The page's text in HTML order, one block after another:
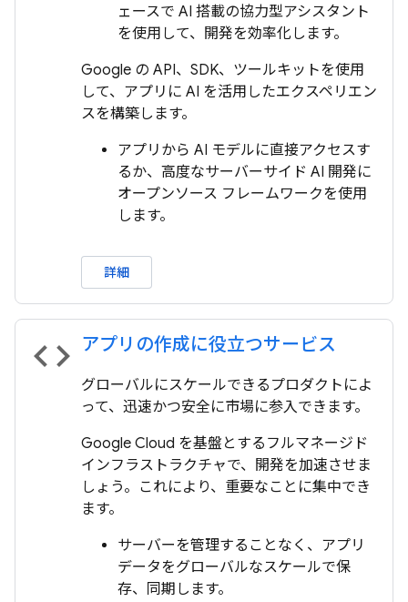
ェースで AI 搭載の協力型アシスタント
を使用して、開発を効率化します。
Google の API、SDK、ツールキットを使用
して、アプリに AI を活用したエクスペリエン
スを構築します。
アプリから AI モデルに直接アクセスす
るか、高度なサーバーサイド AI 開発に
オープンソース フレームワークを使用
します。
詳細
code アプリの作成に役立つサービス
グローバルにスケールできるプロダクトによ
って、迅速かつ安全に市場に参入できます。
Google Cloud を基盤とするフルマネージド
インフラストラクチャで、開発を加速させま
しょう。これにより、重要なことに集中でき
ます。
サーバーを管理することなく、アプリ
データをグローバルなスケールで保
存、同期します。